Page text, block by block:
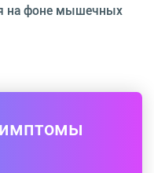
на фоне мышечных